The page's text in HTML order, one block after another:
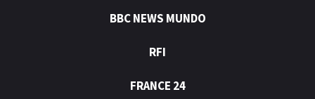
BBC NEWS MUNDO
RFI
FRANCE 24